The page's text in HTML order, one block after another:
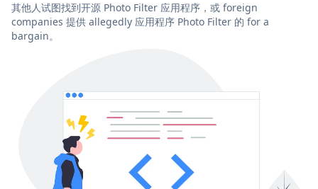
其他人试图找到开源 Photo Filter 应用程序，或 foreign
companies 提供 allegedly 应用程序 Photo Filter 的 for a
bargain。